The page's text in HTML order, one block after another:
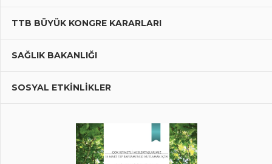
TTB BÜYÜK KONGRE KARARLARI
SAĞLIK BAKANLIĞI
SOSYAL ETKİNLİKLER